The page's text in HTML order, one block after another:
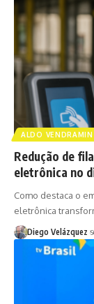
ALDO VENDRAMIN
Redução de
eletrônica no
Como destaca o
eletrônica
Diego Velázquez